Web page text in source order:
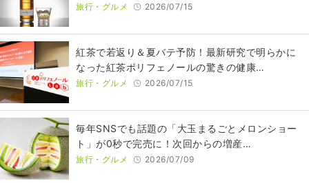
旅行・グルメ 2026/07/15
紅茶で若返り＆夏バテ予防！最新研究で明らかに
なった紅茶ポリフェノールの驚きの健康…
旅行・グルメ 2026/07/15
毎年SNSでも話題の「大玉まるごとメロンショー
ト」が0秒で完売に！次回からの増産…
旅行・グルメ 2026/07/09